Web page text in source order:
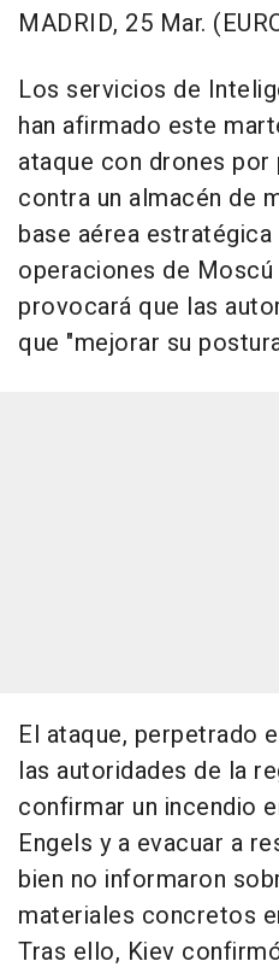
MADRID, 25 Mar.
Los servicios de
han afirmado este
ataque con drones por
contra un almacén de
base aérea
operaciones de
provocará que las
que "mejorar su
El ataque, perpetrado
las autoridades de la
confirmar un incendio
Engels y a evacuar a
bien no informaron
materiales concretos
Tras ello, Kiev